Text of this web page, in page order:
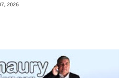
2026